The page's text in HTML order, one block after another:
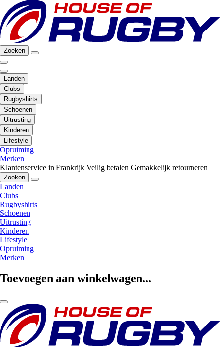
Zoeken
Landen
Clubs
Rugbyshirts
Schoenen
Uitrusting
Kinderen
Lifestyle
Opruiming
Merken
Klantenservice in Frankrijk Veilig betalen Gemakkelijk retourneren
Zoeken
Landen
Clubs
Rugbyshirts
Schoenen
Uitrusting
Kinderen
Lifestyle
Opruiming
Merken
Toevoegen aan winkelwagen...